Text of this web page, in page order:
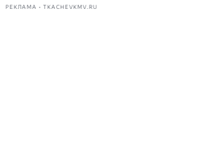
РЕКЛАМА • TKACHEVKMV.RU